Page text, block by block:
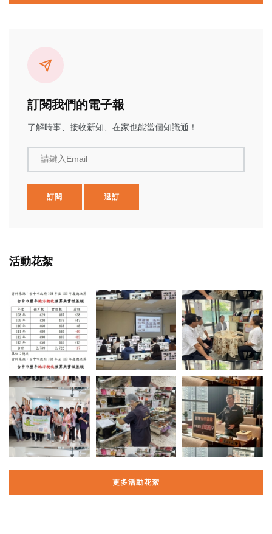
訂閱我們的電子報
了解時事、接收新知、在家也能當個知識通！
請鍵入Email
訂閱 退訂
活動花絮
更多活動花絮